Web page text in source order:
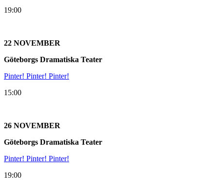
19:00
22 NOVEMBER
Göteborgs Dramatiska Teater
Pinter! Pinter! Pinter!
15:00
26 NOVEMBER
Göteborgs Dramatiska Teater
Pinter! Pinter! Pinter!
19:00